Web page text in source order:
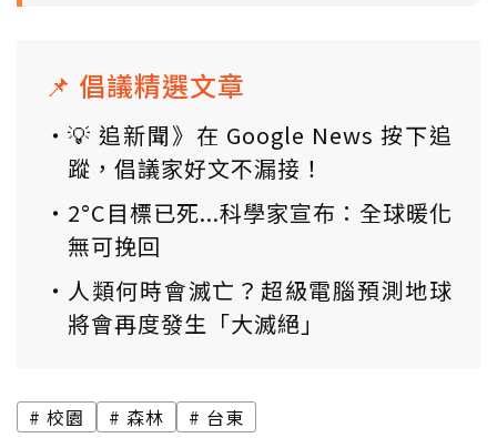
📌 倡議精選文章
💡 追新聞》在 Google News 按下追
蹤，倡議家好文不漏接！
2°C目標已死...科學家宣布：全球暖化
無可挽回
人類何時會滅亡？超級電腦預測地球
將會再度發生「大滅絕」
校園 森林 台東